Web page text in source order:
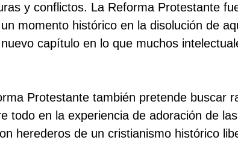
y conflictos. La Reforma Protestante
momento histórico en la disolución de
capítulo en lo que muchos
Protestante también pretende buscar
todo en la experiencia de adoración de
herederos de un cristianismo histórico